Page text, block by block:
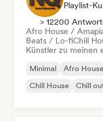
Playlist-
> 12200
Afro House /
Beats / Lo-fiChill
Künstler zu meinen
Minimal Afro
Chill House
Chill